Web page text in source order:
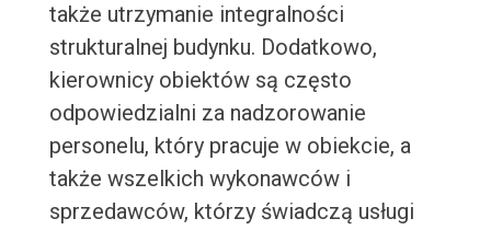
także utrzymanie integralności
strukturalnej budynku. Dodatkowo,
kierownicy obiektów są często
odpowiedzialni za nadzorowanie
personelu, który pracuje w obiekcie, a
także wszelkich wykonawców i
sprzedawców, którzy świadczą usługi